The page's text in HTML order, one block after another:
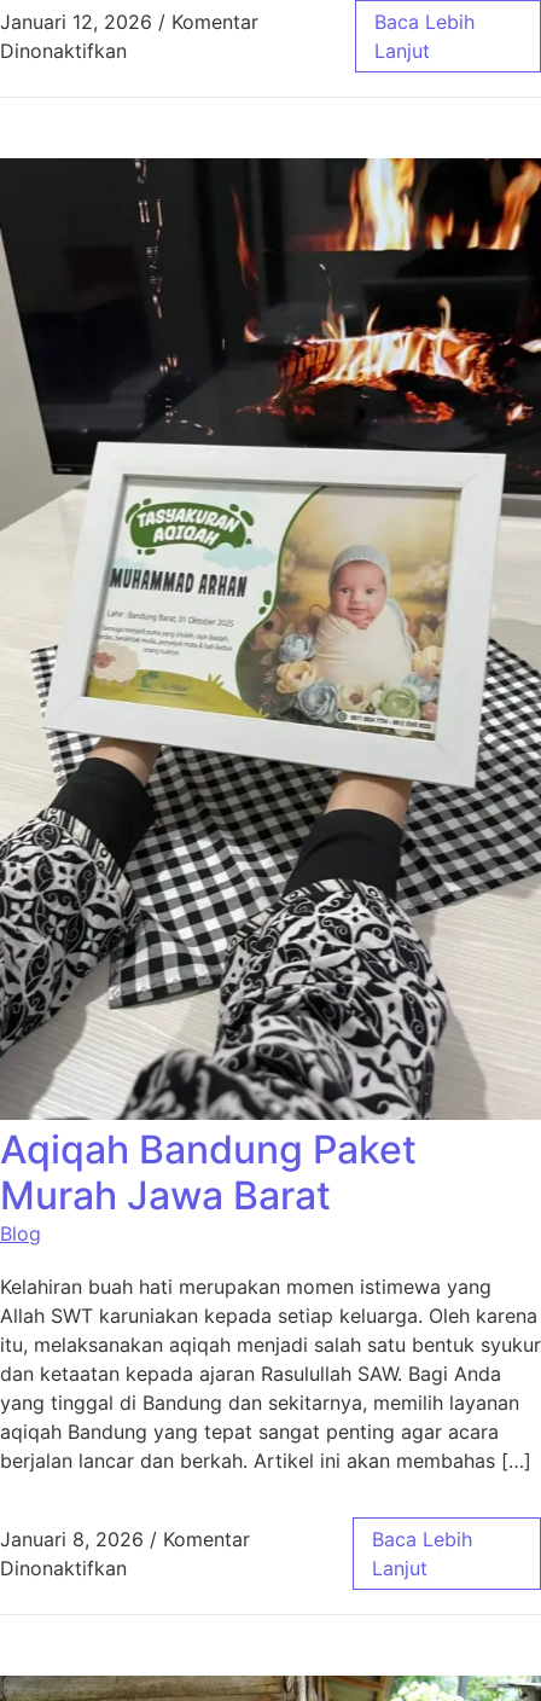
Januari 12, 2026 / Komentar
Dinonaktifkanpada Harga Aqiqah Bandung, Antar Gratis!
Baca Lebih
Lanjut
Aqiqah Bandung Paket
Murah Jawa Barat
Blog
Kelahiran buah hati merupakan momen istimewa yang
Allah SWT karuniakan kepada setiap keluarga. Oleh karena
itu, melaksanakan aqiqah menjadi salah satu bentuk syukur
dan ketaatan kepada ajaran Rasulullah SAW. Bagi Anda
yang tinggal di Bandung dan sekitarnya, memilih layanan
aqiqah Bandung yang tepat sangat penting agar acara
berjalan lancar dan berkah. Artikel ini akan membahas […]
Januari 8, 2026 / Komentar
Dinonaktifkanpada Aqiqah Bandung Paket Murah Jawa
Baca Lebih
Lanjut